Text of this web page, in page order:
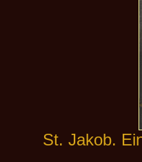
St. Jakob.